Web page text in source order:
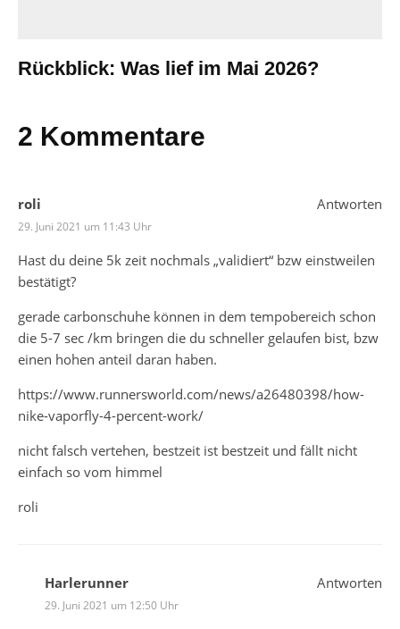
Rückblick: Was lief im Mai 2026?
2 Kommentare
roli
29. Juni 2021 um 11:43 Uhr
Hast du deine 5k zeit nochmals „validiert“ bzw einstweilen
bestätigt?
gerade carbonschuhe können in dem tempobereich schon
die 5-7 sec /km bringen die du schneller gelaufen bist, bzw
einen hohen anteil daran haben.
https://www.runnersworld.com/news/a26480398/how-
nike-vaporfly-4-percent-work/
nicht falsch vertehen, bestzeit ist bestzeit und fällt nicht
einfach so vom himmel
roli
Antworten
Harlerunner
29. Juni 2021 um 12:50 Uhr
Antworten